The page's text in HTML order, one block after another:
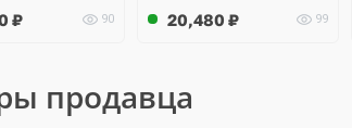
₽ 90 20,480 ₽ 99
продавца